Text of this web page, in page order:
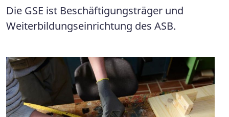
Die GSE ist Beschäftigungsträger und
Weiterbildungseinrichtung des ASB.